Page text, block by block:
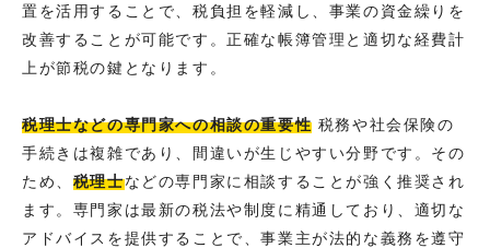
置を活用することで、税負担を軽減し、事業の資金繰りを
改善することが可能です。正確な帳簿管理と適切な経費計
上が節税の鍵となります。
税理士などの専門家への相談の重要性 税務や社会保険の
手続きは複雑であり、間違いが生じやすい分野です。その
ため、 税理士などの専門家に相談することが強く推奨され
ます。専門家は最新の税法や制度に精通しており、適切な
アドバイスを提供することで、事業主が法的な義務を遵守